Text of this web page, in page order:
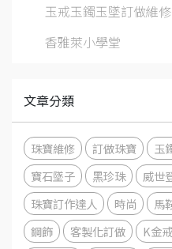
玉戒玉鐲玉墜訂做維修
香雅萊小學堂
文章分類
珠寶維修 訂做珠寶 玉
寶石墜子
黑珍珠 威世
珠寶訂作達人
時尚 馬
鋼飾
客製化訂做 K金